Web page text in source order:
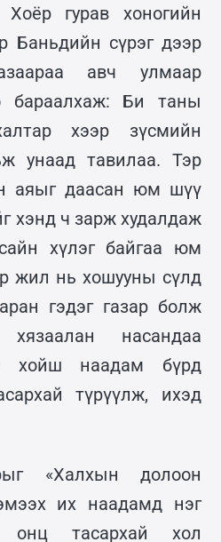
гурав хоногийн
Баньдийн сүрэг дээр
авч улмаар
бараалхаж: Би таны
хээр зүсмийн
унаад тавилаа. Тэр
аяыг даасан юм шүү
хэнд ч зарж худалдаж
хүлэг байгаа юм
жил нь хошууны сүлд
гэдэг газар болж
насандаа
хойш наадам бүрд
түрүүлж, ихэд
«Халхын долоон
их наадамд нэг
онц тасархай хол